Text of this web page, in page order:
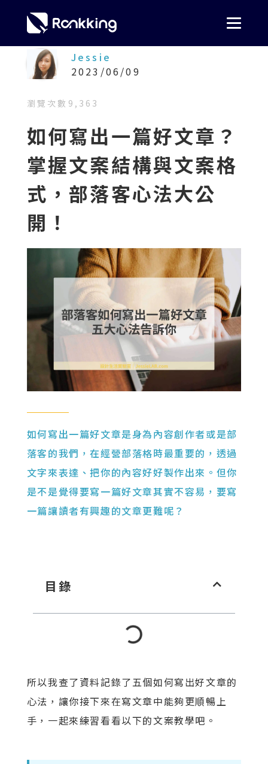
Jessie
2023/06/09
瀏覽次數 9,363
如何寫出一篇好文章？
掌握文案結構與文案格
式，部落客心法大公
開！
如何寫出一篇好文章是身為內容創作者或是部
落客的我們，在經營部落格時最重要的，透過
文字來表達、把你的內容好好製作出來。但你
是不是覺得要寫一篇好文章其實不容易，要寫
一篇讓讀者有興趣的文章更難呢？
目錄
所以我查了資料記錄了五個如何寫出好文章的
心法，讓你接下來在寫文章中能夠更順暢上
手，一起來練習看看以下的文案教學吧。